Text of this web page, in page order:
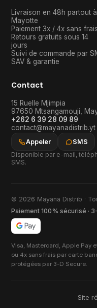
Livraison en 48h partout à
Mayotte
Paiement 3x / 4x sans frais
Retours gratuits sous 14
jours
Suivi de commande par
SAV & garantie
Contact
15 Ruelle Mjimpia
97650 Mtsangamouji
+262 6 39 28 09 89
contact@mayanadistrib.yt
Appeler
SMS
Disponible par e-mail,
SMS.
© 2026 Mayana Distrib ·
Paiement 100% sécurisé ·
Visa, Mastercard, Apple Pay
ou 4x sans frais par carte
protégées par 3-D Secure.
Site